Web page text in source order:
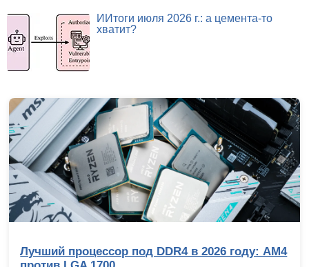
ИИтоги июля 2026 г.: а цемента-то
хватит?
Лучший процессор под DDR4 в 2026 году: AM4